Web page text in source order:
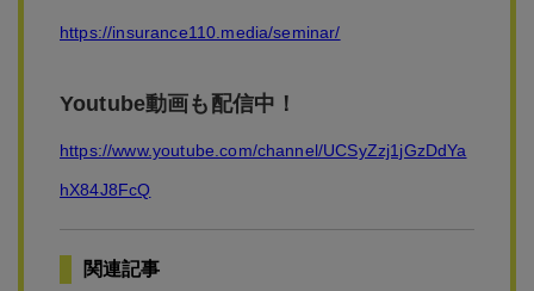
https://insurance110.media/seminar/
Youtube動画も配信中！
https://www.youtube.com/channel/UCSyZzj1jGzDdYa
hX84J8FcQ
関連記事